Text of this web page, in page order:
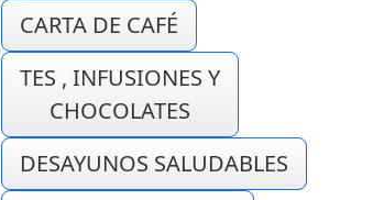
CARTA DE CAFÉ
TES , INFUSIONES Y
CHOCOLATES
DESAYUNOS SALUDABLES